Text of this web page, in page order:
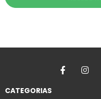
CATEGORIAS